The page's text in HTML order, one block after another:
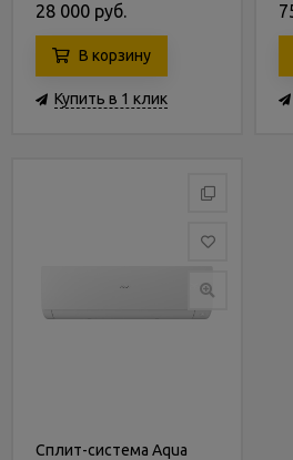
28 000 руб.
В корзину
Купить в 1 клик
Сплит-система Aqua